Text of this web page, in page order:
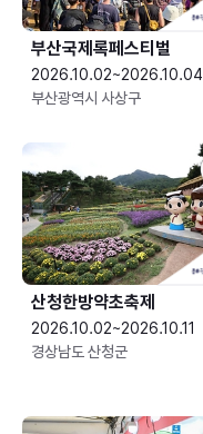
부산국제록페스티벌
2026.10.02~2026.10.04
부산광역시 사상구
산청한방약초축제
2026.10.02~2026.10.11
경상남도 산청군